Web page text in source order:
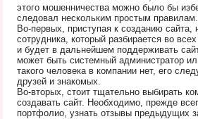
этого мошенничества можно было бы
следовал нескольким простым правилам.
Во-первых, приступая к созданию сайта,
сотрудника, который разбирается во
и будет в дальнейшем поддерживать
может быть системный администратор
такого человека в компании нет, его
друзей и знакомых.
Во-вторых, стоит тщательно выбирать
создавать сайт. Необходимо, прежде
портфолио, узнать отзывы предыдущих